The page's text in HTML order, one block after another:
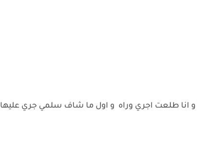
انا طلعت اجري وراه و اول ما شاف سلمي جري عليها